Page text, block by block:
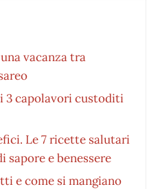
vacanza tra
3 capolavori custoditi
Le 7 ricette salutari
sapore e benessere
e come si mangiano